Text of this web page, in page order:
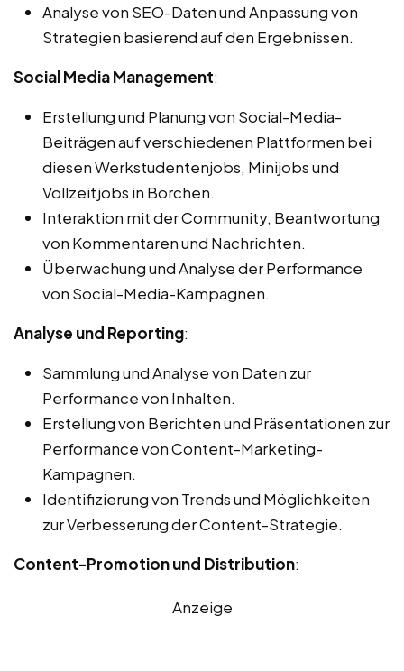
Analyse von SEO-Daten und Anpassung von
Strategien basierend auf den Ergebnissen.
Social Media Management:
Erstellung und Planung von Social-Media-
Beiträgen auf verschiedenen Plattformen bei
diesen Werkstudentenjobs, Minijobs und
Vollzeitjobs in Borchen.
Interaktion mit der Community, Beantwortung
von Kommentaren und Nachrichten.
Überwachung und Analyse der Performance
von Social-Media-Kampagnen.
Analyse und Reporting:
Sammlung und Analyse von Daten zur
Performance von Inhalten.
Erstellung von Berichten und Präsentationen zur
Performance von Content-Marketing-
Kampagnen.
Identifizierung von Trends und Möglichkeiten
zur Verbesserung der Content-Strategie.
Content-Promotion und Distribution:
Anzeige